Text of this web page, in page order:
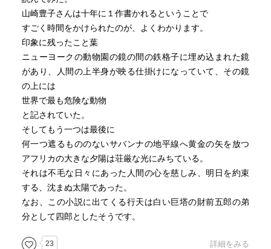
山崎豊子さんは十年に１作書かれるということで
すごく時間をかけられたのが、よくわかります。
印象に残ったこと葉
ニューヨークの動物園の鏡の間の鉄格子に埋め込まれた鏡
があり、人間の上半身が映る仕掛けになっていて、その鏡
の上には
世界で最も危険な動物
と記されていた。
そしてもう一つは最後に
何一つ遮るもののないサバンナの地平線へ黄金の矢を放つ
アフリカの大きな夕陽は荘厳な光にみちている。
それは不毛な日々にあった人間の心を慈しみ、明日を約束
する、沈まぬ太陽であった。
なお、この小説に出てくる行天は白い巨塔の財前五郎の弟
分として四郎としたそうです。
23 詳細をみる